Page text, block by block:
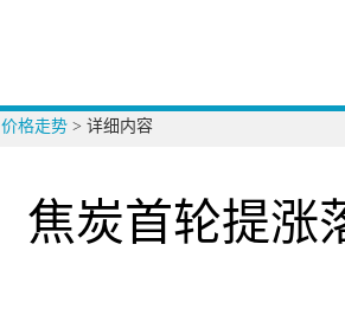
价格走势 > 详细内容
焦炭首轮提涨